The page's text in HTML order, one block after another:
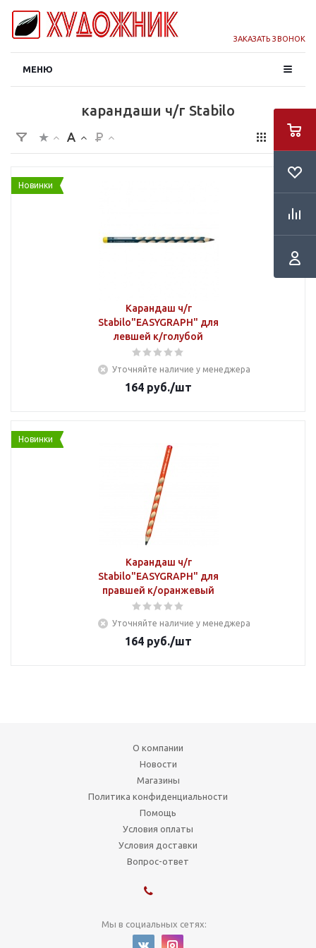
ЗАКАЗАТЬ ЗВОНОК
МЕНЮ
карандаши ч/г Stabilo
Новинки
Карандаш ч/г
Stabilo"EASYGRAPH" для
левшей к/голубой
Уточняйте наличие у менеджера
164 руб./шт
Новинки
Карандаш ч/г
Stabilo"EASYGRAPH" для
правшей к/оранжевый
Уточняйте наличие у менеджера
164 руб./шт
О компании
Новости
Магазины
Политика конфиденциальности
Помощь
Условия оплаты
Условия доставки
Вопрос-ответ
Мы в социальных сетях: